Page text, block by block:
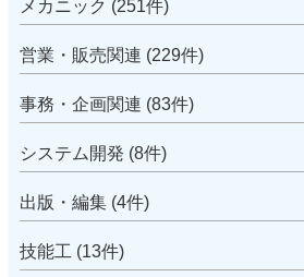
メカニック (251件)
営業・販売関連 (229件)
事務・企画関連 (83件)
システム開発 (8件)
出版・編集 (4件)
技能工 (13件)